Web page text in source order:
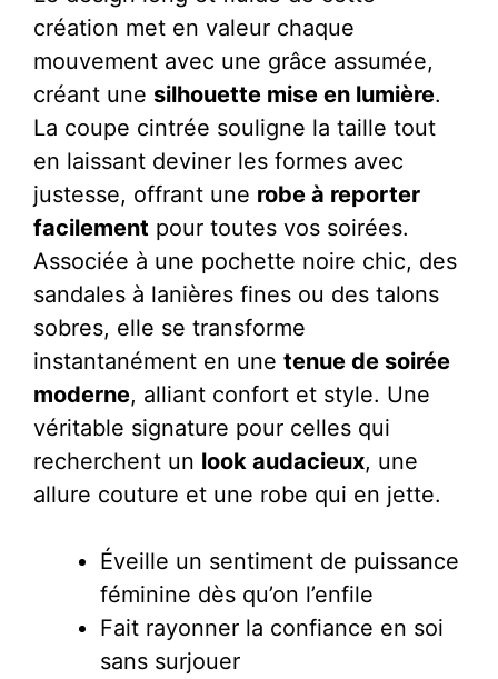
création met en valeur chaque
mouvement avec une grâce assumée,
créant une silhouette mise en lumière.
La coupe cintrée souligne la taille tout
en laissant deviner les formes avec
justesse, offrant une robe à reporter
facilement pour toutes vos soirées.
Associée à une pochette noire chic, des
sandales à lanières fines ou des talons
sobres, elle se transforme
instantanément en une tenue de soirée
moderne, alliant confort et style. Une
véritable signature pour celles qui
recherchent un look audacieux, une
allure couture et une robe qui en jette.
Éveille un sentiment de puissance
féminine dès qu’on l’enfile
Fait rayonner la confiance en soi
sans surjouer